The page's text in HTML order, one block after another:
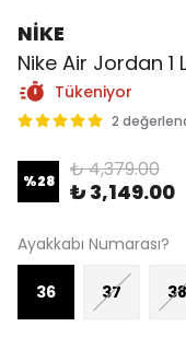
NİKE
Nike Air Jordan 1
Tükeniyor
2
%28 ₺ 4,379.00
₺ 3,149.00
Ayakkabı Numarası?
36 37 38